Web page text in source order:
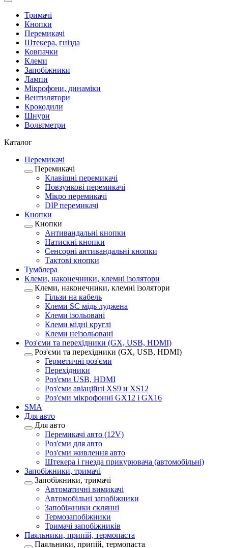
Тримачі
Кнопки
Перемикачі
Штекера, гнізда
Ковпачки
Клеми
Запобіжники
Лампи
Мікрофони, динаміки
Вентилятори
Крокодили
Шнури
Вольтметри
Каталог
Перемикачі
Перемикачі
Клавішні перемикачі
Повзункові перемикачі
Мікро перемикачі
DIP перемикачі
Кнопки
Кнопки
Антивандальні кнопки
Натискні кнопки
Сенсорні антивандальні кнопки
Тактові кнопки
Тумблера
Клеми, наконечники, клемні ізолятори
Клеми, наконечники, клемні ізолятори
Гільзи на кабель
Клеми SC мідь луджена
Клеми ізольовані
Клеми мідні круглі
Клеми неізольовані
Роз'єми та перехідники (GX, USB, HDMI)
Роз'єми та перехідники (GX, USB, HDMI)
Герметичні роз'єми
Перехідники
Роз'єми USB, HDMI
Роз'єми авіаційні XS9 и XS12
Роз'єми мікрофонні GX12 і GX16
SMA
Для авто
Для авто
Перемикачі авто (12V)
Роз'єми для авто
Роз'єми живлення авто
Штекера і гнезда прикурювача (автомобільні)
Запобіжники, тримачі
Запобіжники, тримачі
Автоматичні вимикачі
Автомобільні запобіжники
Запобіжники склянні
Термозапобіжники
Тримачі запобіжників
Паяльники, припій, термопаста
Паяльники, припій, термопаста